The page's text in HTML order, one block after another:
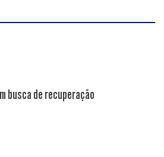
busca de recuperação